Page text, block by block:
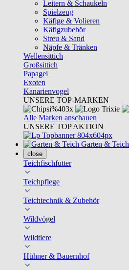
Leitern & Schaukeln
Spielzeug
Käfige & Volieren
Käfigzubehör
Streu & Sand
Näpfe & Tränken
Wellensittich
Großsittich
Papagei
Exoten
Kanarienvogel
UNSERE TOP-MARKEN
Alle Marken anschauen
UNSERE TOP AKTION
Garten & Teich
close
Teichfischfutter
Teichpflege
Teichtechnik & Zubehör
Wildvögel
Wildtiere
Hühner & Bauernhof